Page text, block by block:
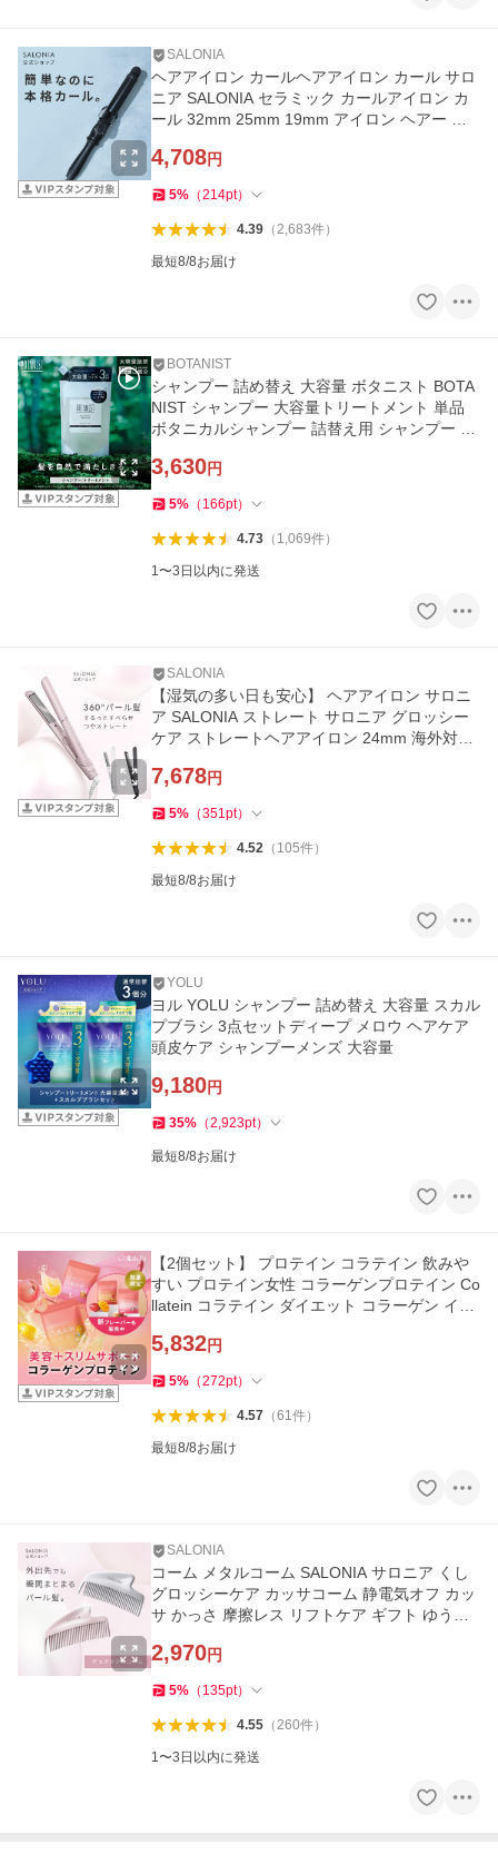
SALONIA
ヘアアイロン カールヘアアイロン カール サロ
ニア SALONIA セラミック カールアイロン カ
ール 32mm 25mm 19mm アイロン ヘアー ア
4,708円
5% （214pt）
4.39（2,683件）
最短8/8お届け
BOTANIST
シャンプー 詰め替え 大容量 ボタニスト BOTA
NIST シャンプー 大容量トリートメント 単品
ボタニカルシャンプー 詰替え用 シャンプー ぼ
3,630円
5% （ 166pt）
4.73（ 1,069件）
1〜3日以内に発送
SALONIA
【湿気の多い日も安心】 ヘアアイロン サロニ
ア SALONIA ストレート サロニア グロッシー
ケア ストレートヘアアイロン 24mm 海外対応
7,678円
5% （351pt）
4.52（ 105件）
最短8/8お届け
YOLU
ヨル YOLU シャンプー 詰め替え 大容量 スカル
プブラシ 3点セットディープ メロウ ヘアケア
頭皮ケア シャンプーメンズ 大容量
9,180円
35% （2,923pt）
最短8/8お届け
【2個セット】 プロテイン コラテイン 飲みや
すい プロテイン女性 コラーゲンプロテイン Co
llatein コラテイン ダイエット コラーゲン イン
5,832円
5% （272pt）
4.57（61件）
最短8/8お届け
SALONIA
コーム メタルコーム SALONIA サロニア くし
グロッシーケア カッサコーム 静電気オフ カッ
サ かっさ 摩擦レス リフトケア ギフト ゆうパ
2,970円
5% （ 135pt）
4.55（260件）
1〜3日以内に発送